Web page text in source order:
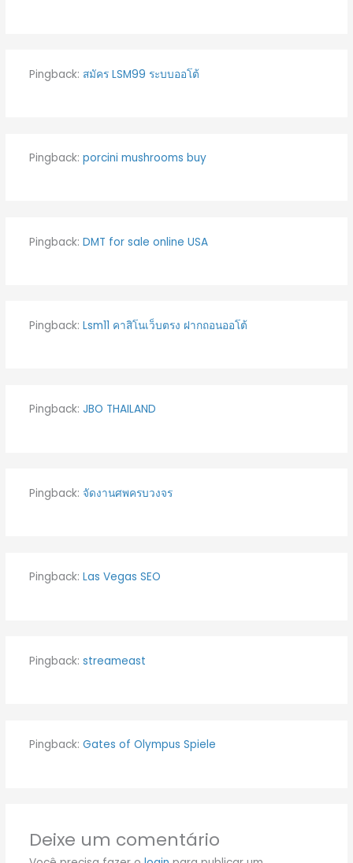
Pingback: สมัคร LSM99 ระบบออโต้
Pingback: porcini mushrooms buy
Pingback: DMT for sale online USA
Pingback: Lsm11 คาสิโนเว็บตรง ฝากถอนออโต้
Pingback: JBO THAILAND
Pingback: จัดงานศพครบวงจร
Pingback: Las Vegas SEO
Pingback: streameast
Pingback: Gates of Olympus Spiele
Deixe um comentário